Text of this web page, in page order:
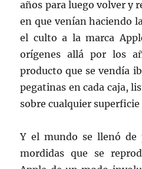
años para luego volver y
en que venían haciendo
el culto a la marca
orígenes allá por los
producto que se vendía
pegatinas en cada caja,
sobre cualquier
Y el mundo se llenó de
mordidas que se